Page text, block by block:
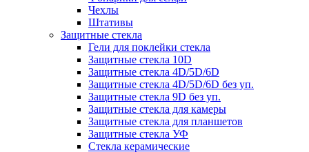
Чехлы
Штативы
Защитные стекла
Гели для поклейки стекла
Защитные стекла 10D
Защитные стекла 4D/5D/6D
Защитные стекла 4D/5D/6D без уп.
Защитные стекла 9D без уп.
Защитные стекла для камеры
Защитные стекла для планшетов
Защитные стекла УФ
Стекла керамические